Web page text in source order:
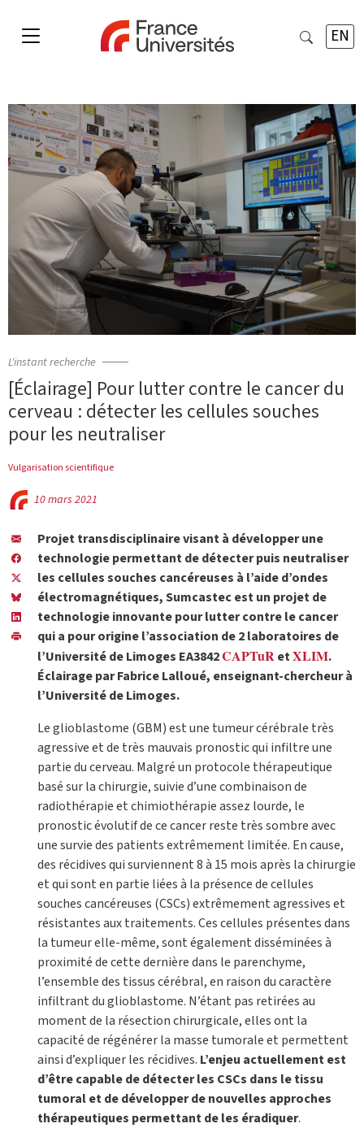
EN
L'instant recherche
[Éclairage] Pour lutter contre le cancer du
cerveau : détecter les cellules souches
pour les neutraliser
Vulgarisation scientifique
10 mars 2021
Projet transdisciplinaire visant à développer une
technologie permettant de détecter puis neutraliser
les cellules souches cancéreuses à l’aide d’ondes
électromagnétiques, Sumcastec est un projet de
technologie innovante pour lutter contre le cancer
qui a pour origine l’association de 2 laboratoires de
l’Université de Limoges EA3842CAPTuRetXLIM.
Éclairage par Fabrice Lalloué, enseignant-chercheur à
l’Université de Limoges.
Le glioblastome (GBM) est une tumeur cérébrale très
agressive et de très mauvais pronostic qui infiltre une
partie du cerveau. Malgré un protocole thérapeutique
basé sur la chirurgie, suivie d’une combinaison de
radiothérapie et chimiothérapie assez lourde, le
pronostic évolutif de ce cancer reste très sombre avec
une survie des patients extrêmement limitée. En cause,
des récidives qui surviennent 8 à 15 mois après la chirurgie
et qui sont en partie liées à la présence de cellules
souches cancéreuses (CSCs) extrêmement agressives et
résistantes aux traitements. Ces cellules présentes dans
la tumeur elle-même, sont également disséminées à
proximité de cette dernière dans le parenchyme,
l’ensemble des tissus cérébral, en raison du caractère
infiltrant du glioblastome. N’étant pas retirées au
moment de la résection chirurgicale, elles ont la
capacité de régénérer la masse tumorale et permettent
ainsi d’expliquer les récidives. L’enjeu actuellement est
d’être capable de détecter les CSCs dans le tissu
tumoral et de développer de nouvelles approches
thérapeutiques permettant de les éradiquer.